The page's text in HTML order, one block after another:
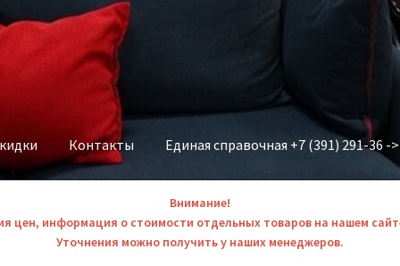
Контакты Единая справочная +7 (391) 291-36 -
Внимание!
цен, информация о стоимости отдельных товаров на нашем
Уточнения можно получить у наших менеджеров.